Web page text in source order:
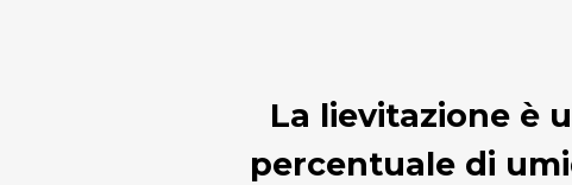
La lievitazione è
percentuale di